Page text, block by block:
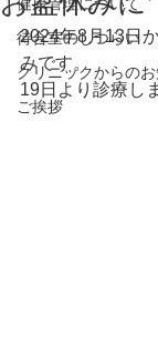
待合室のしつらい
クリニックからの
ご挨拶
2024年8月13日
みです。
19日より診療し